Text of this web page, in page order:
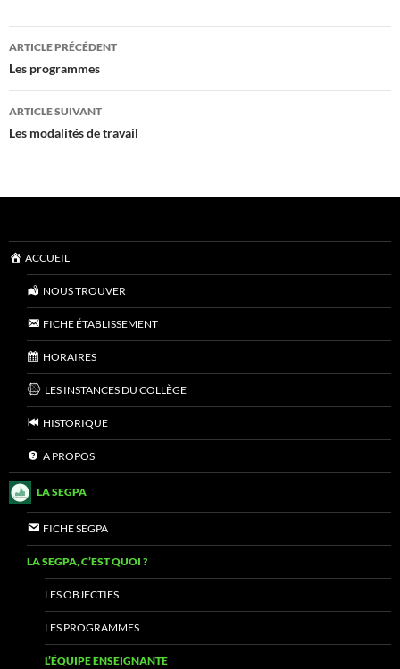
Navigation
des
articles
ARTICLE PRÉCÉDENT
Les programmes
ARTICLE SUIVANT
Les modalités de travail
ACCUEIL
NOUS TROUVER
FICHE ÉTABLISSEMENT
HORAIRES
LES INSTANCES DU COLLÈGE
HISTORIQUE
A PROPOS
LA SEGPA
FICHE SEGPA
LA SEGPA, C’EST QUOI ?
LES OBJECTIFS
LES PROGRAMMES
L’ÉQUIPE ENSEIGNANTE